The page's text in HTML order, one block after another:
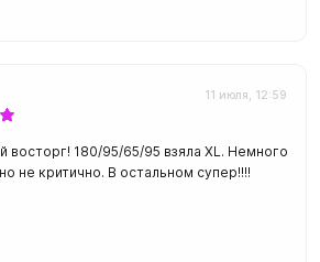
11 июля, 12:59
восторг! 180/95/65/95 взяла XL. Немного
не критично. В остальном супер!!!!